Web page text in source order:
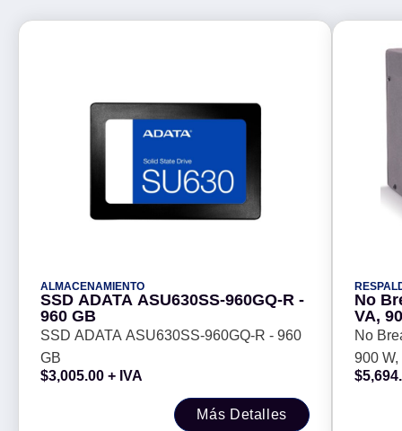
ALMACENAMIENTO
SSD ADATA ASU630SS-960GQ-R -
960 GB
SSD ADATA ASU630SS-960GQ-R - 960
GB
$3,005.00 + IVA
Más Detalles
No
VA,
No
900
$